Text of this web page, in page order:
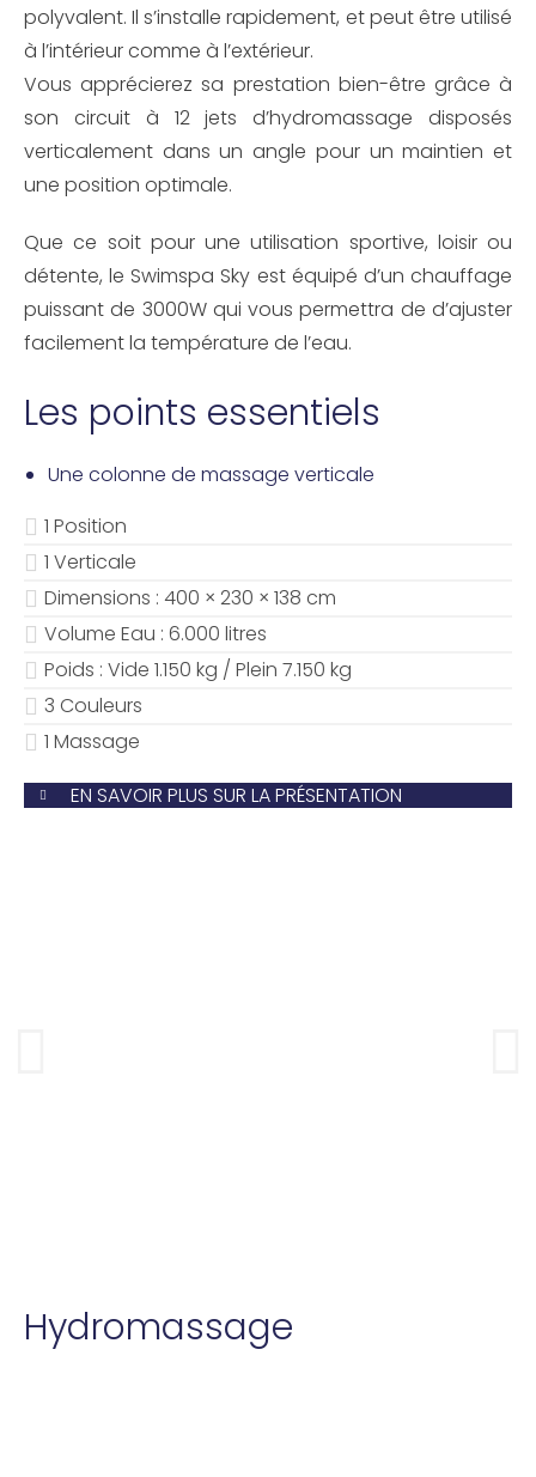
polyvalent. Il s’installe rapidement, et peut être utilisé
à l’intérieur comme à l’extérieur.
Vous apprécierez sa prestation bien-être grâce à
son circuit à 12 jets d’hydromassage disposés
verticalement dans un angle pour un maintien et
une position optimale.
Que ce soit pour une utilisation sportive, loisir ou
détente, le Swimspa Sky est équipé d’un chauffage
puissant de 3000W qui vous permettra de d’ajuster
facilement la température de l’eau.
Les points essentiels
Une colonne de massage verticale
1 Position
1 Verticale
Dimensions : 400 × 230 × 138 cm
Volume Eau : 6.000 litres
Poids : Vide 1.150 kg / Plein 7.150 kg
3 Couleurs
1 Massage
EN SAVOIR PLUS SUR LA PRÉSENTATION
Hydromassage